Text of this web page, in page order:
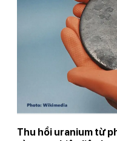
Thu hồi uranium từ